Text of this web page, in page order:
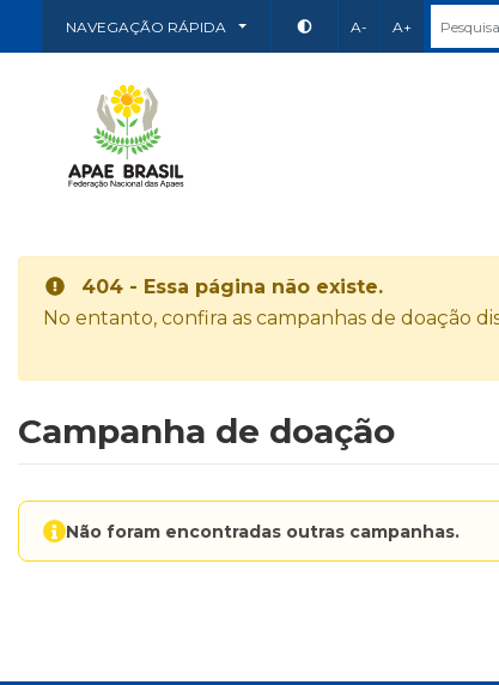
NAVEGAÇÃO RÁPIDA A- A+
404 - Essa página não existe.
No entanto, confira as campanhas de doação
Campanha de doação
Não foram encontradas outras campanhas.